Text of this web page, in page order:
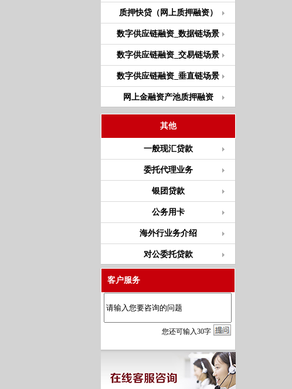
质押快贷（网上质押融资）
数字供应链融资_数据链场景
数字供应链融资_交易链场景
数字供应链融资_垂直链场景
网上金融资产池质押融资
其他
一般现汇贷款
委托代理业务
银团贷款
公务用卡
海外行业务介绍
对公委托贷款
客户服务
您还可输入30字